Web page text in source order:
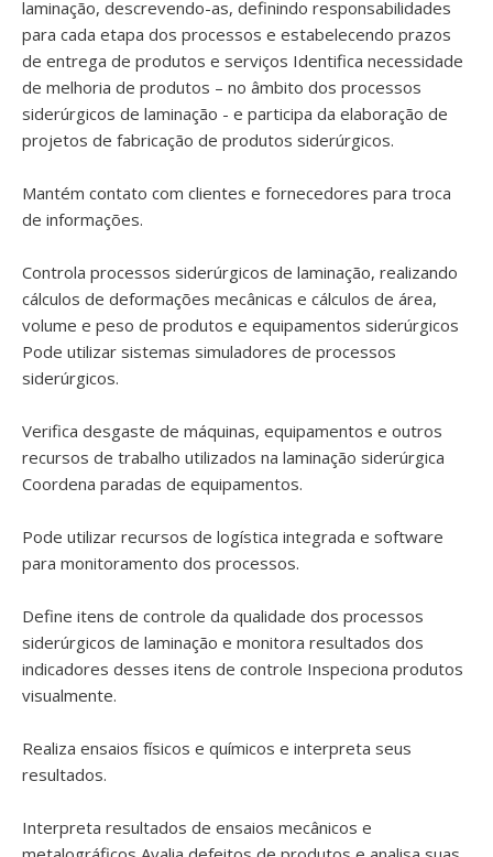
laminação, descrevendo-as, definindo responsabilidades
para cada etapa dos processos e estabelecendo prazos
de entrega de produtos e serviços Identifica necessidade
de melhoria de produtos – no âmbito dos processos
siderúrgicos de laminação - e participa da elaboração de
projetos de fabricação de produtos siderúrgicos.
Mantém contato com clientes e fornecedores para troca
de informações.
Controla processos siderúrgicos de laminação, realizando
cálculos de deformações mecânicas e cálculos de área,
volume e peso de produtos e equipamentos siderúrgicos
Pode utilizar sistemas simuladores de processos
siderúrgicos.
Verifica desgaste de máquinas, equipamentos e outros
recursos de trabalho utilizados na laminação siderúrgica
Coordena paradas de equipamentos.
Pode utilizar recursos de logística integrada e software
para monitoramento dos processos.
Define itens de controle da qualidade dos processos
siderúrgicos de laminação e monitora resultados dos
indicadores desses itens de controle Inspeciona produtos
visualmente.
Realiza ensaios físicos e químicos e interpreta seus
resultados.
Interpreta resultados de ensaios mecânicos e